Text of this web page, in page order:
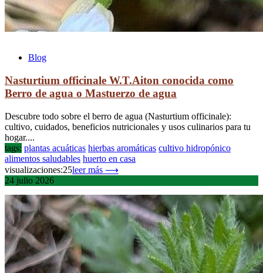
Blog
Nasturtium officinale W.T.Aiton conocida como
Berro de agua o Mastuerzo de agua
Descubre todo sobre el berro de agua (Nasturtium officinale):
cultivo, cuidados, beneficios nutricionales y usos culinarios para tu
hogar....
tags: plantas acuáticas hierbas aromáticas cultivo hidropónico
alimentos saludables huerto en casa
visualizaciones:25leer más ⟶
24 julio 2026